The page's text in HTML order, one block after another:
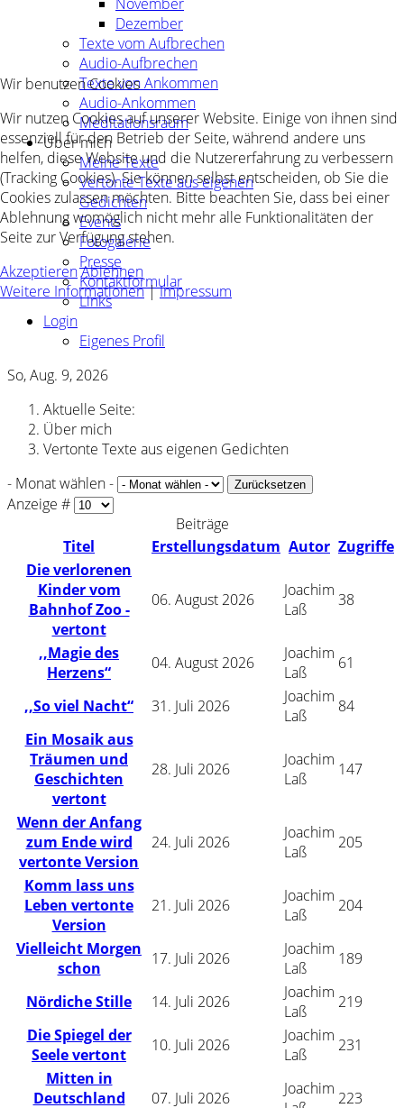
November
Dezember
Texte vom Aufbrechen
Audio-Aufbrechen
Texte von Ankommen
Audio-Ankommen
Meditationsraum
Über mich
Meine Texte
Vertonte Texte aus eigenen
Gedichten
Events
Fotogalerie
Presse
Kontaktformular
Links
Login
Eigenes Profil
So, Aug. 9, 2026
Aktuelle Seite:
Über mich
Vertonte Texte aus eigenen Gedichten
- Monat wählen -
Zurücksetzen
Anzeige #
Beiträge
Titel
Erstellungsdatum Autor Zugriffe
Die verlorenen
Kinder vom
Bahnhof Zoo -
vertont
06. August 2026
Joachim
Laß
38
,,Magie des
Herzens“
04. August 2026
Joachim
Laß
61
,,So viel Nacht“ 31. Juli 2026
Joachim
Laß
84
Ein Mosaik aus
Träumen und
Geschichten
vertont
28. Juli 2026
Joachim
Laß
147
Wenn der Anfang
zum Ende wird
vertonte Version
24. Juli 2026
Joachim
Laß
205
Komm lass uns
Leben vertonte
Version
21. Juli 2026
Joachim
Laß
204
Vielleicht Morgen
schon
17. Juli 2026
Joachim
Laß
189
Nördiche Stille 14. Juli 2026
Joachim
Laß
219
Die Spiegel der
Seele vertont
10. Juli 2026
Joachim
Laß
231
Mitten in
Deutschland
07. Juli 2026
Joachim 223
Wir benutzen Cookies
Wir nutzen Cookies auf unserer Website. Einige von ihnen sind
essenziell für den Betrieb der Seite, während andere uns
helfen, diese Website und die Nutzererfahrung zu verbessern
(Tracking Cookies). Sie können selbst entscheiden, ob Sie die
Cookies zulassen möchten. Bitte beachten Sie, dass bei einer
Ablehnung womöglich nicht mehr alle Funktionalitäten der
Seite zur Verfügung stehen.
AkzeptierenAblehnen
Weitere Informationen|Impressum